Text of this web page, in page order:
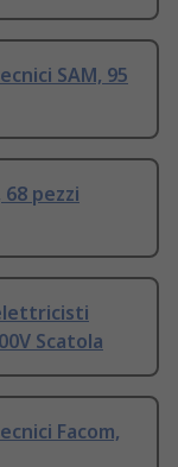
SAM, 95
pezzi
Scatola
Facom,